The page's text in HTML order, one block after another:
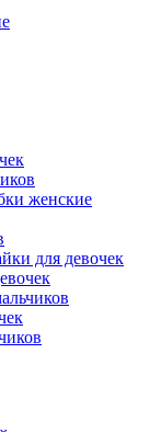
женские
для девочек